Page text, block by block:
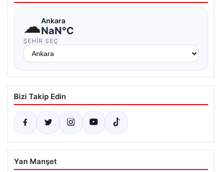
☁Ankara
NaN°C
ŞEHIR SEÇ
Bizi Takip Edin
Yan Manşet